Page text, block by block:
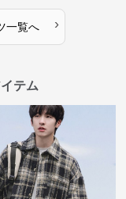
一覧へ ›
テム